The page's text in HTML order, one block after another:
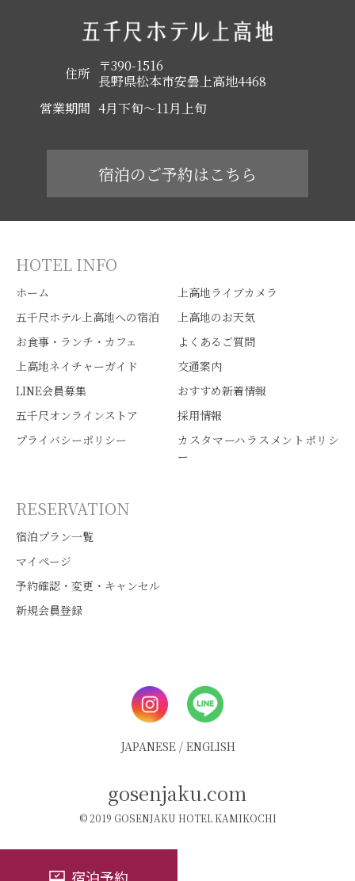
住所
〒390-1516
長野県松本市安曇上高地4468
営業期間 4月下旬～11月上旬
宿泊のご予約はこちら
HOTEL INFO
ホーム
上高地ライブカメラ
五千尺ホテル上高地への宿泊
上高地のお天気
お食事・ランチ・カフェ
よくあるご質問
上高地ネイチャーガイド
交通案内
LINE会員募集
おすすめ新着情報
五千尺オンラインストア
採用情報
プライバシーポリシー
カスタマーハラスメントポリシ
ー
RESERVATION
宿泊プラン一覧
マイページ
予約確認・変更・キャンセル
新規会員登録
JAPANESE/ ENGLISH
gosenjaku.com
© 2019 GOSENJAKU HOTEL KAMIKOCHI
宿泊予約